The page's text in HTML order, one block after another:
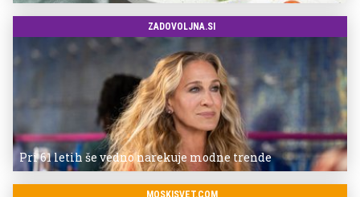
ZADOVOLJNA.SI
Pri 61 letih še vedno narekuje modne trende
MOSKISVET.COM